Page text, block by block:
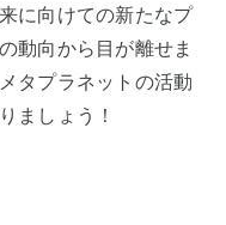
に向けての新たなプ
動向から目が離せま
タプラネットの活動
ましょう！